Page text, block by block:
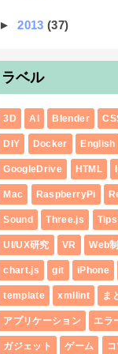
►2013(37)
ラベル
3D AI Blender
DIY Docker English
GoogleDrive HTML
Mac RaspberryPi
Sound Three.js Tips
UI/UX研究 VR Web
chart.js git iPhone
template xmllint ま
アプリケーション エラ
ガジェット ゲーム